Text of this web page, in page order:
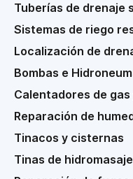
Tuberías de drenaje
Sistemas de riego
Localización de
Bombas e
Calentadores de
Reparación de
Tinacos y cisternas
Tinas de